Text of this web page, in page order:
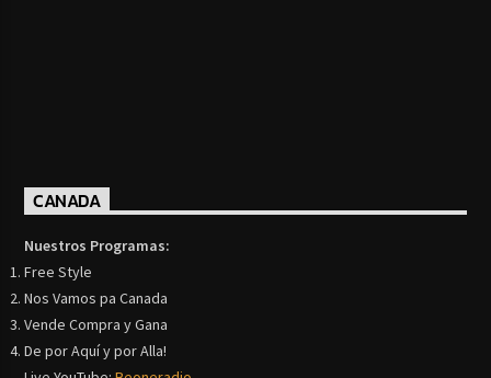
CANADA
Nuestros Programas:
Free Style
Nos Vamos pa Canada
Vende Compra y Gana
De por Aquí y por Alla!